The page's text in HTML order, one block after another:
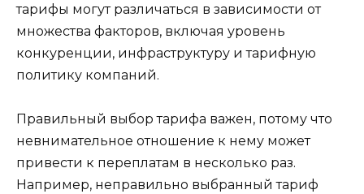
тарифы могут различаться в зависимости от
множества факторов, включая уровень
конкуренции, инфраструктуру и тарифную
политику компаний.
Правильный выбор тарифа важен, потому что
невнимательное отношение к нему может
привести к переплатам в несколько раз.
Например, неправильно выбранный тариф